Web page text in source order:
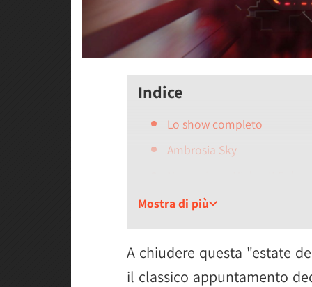
Indice
Lo show completo
Ambrosia Sky
Fresh Tracks
Ratatan
Moomintroll
Den of Wolves
Mostra di più
A chiudere questa "estate
il classico appuntamento